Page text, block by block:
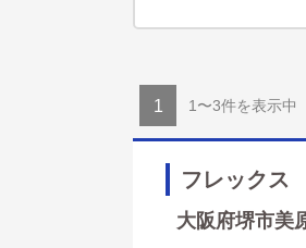
1 1〜3件を表示中
フレックス
大阪府堺市美